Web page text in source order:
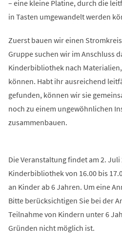
– eine kleine Platine, durch die
in Tasten umgewandelt werden
Zuerst bauen wir einen
Gruppe suchen wir im Anschluss
Kinderbibliothek nach
können. Habt ihr ausreichend
gefunden, können wir sie
noch zu einem ungewöhnlichen
zusammenbauen.
Die Veranstaltung findet am 2. Juli
Kinderbibliothek von 16.00 bis
an Kinder ab 6 Jahren. Um eine
Bitte berücksichtigen Sie bei der
Teilnahme von Kindern unter 6
Gründen nicht möglich ist.